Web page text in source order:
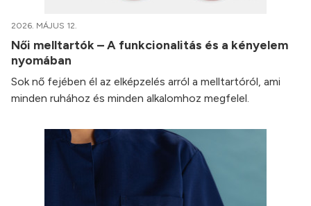
2026. MÁJUS 12.
Női melltartók – A funkcionalitás és a kényelem
nyomában
Sok nő fejében él az elképzelés arról a melltartóról, ami
minden ruhához és minden alkalomhoz megfelel.